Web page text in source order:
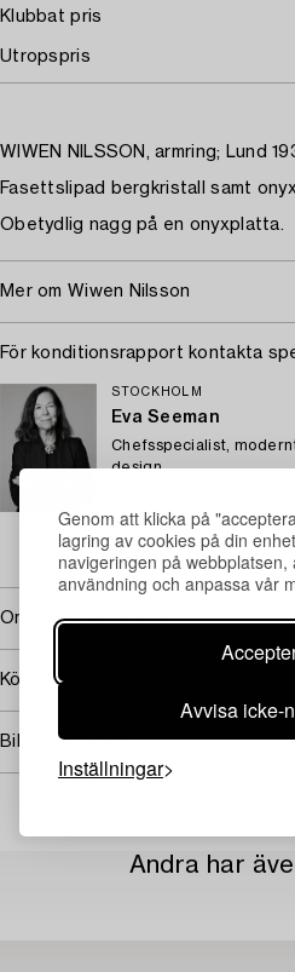
Genom att klicka på
lagring av cookies på din
navigeringen på
användning och anpassa vår
Avvisa icke-
Inställningar
Klubbat pris
Utropspris
WIWEN NILSSON, armring; Lund
Fasettslipad bergkristall samt
Obetydlig nagg på en onyxplatta.
Mer om Wiwen Nilsson
För konditionsrapport kontakta
STOCKHOLM
Eva Seeman
Chefsspecialist,
design
E-post
→ Se vad vi söker
Omfattas av följerätt
Köpinformation
Bildrättigheter
Andra har